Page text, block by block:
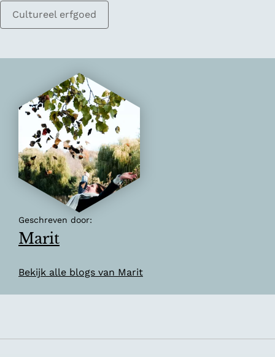
Cultureel erfgoed
Geschreven door:
Marit
Bekijk alle blogs van Marit